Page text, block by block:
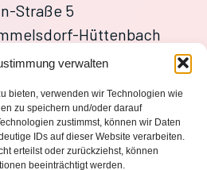
verwalten
bieten, verwenden wir Technologien wie
zu speichern und/oder darauf
zustimmst, können wir Daten
IDs auf dieser Website verarbeiten.
erteilst oder zurückziehst, können
beeinträchtigt werden.
Straße 5
Hüttenbach
9155 9279727
huettenbach.de